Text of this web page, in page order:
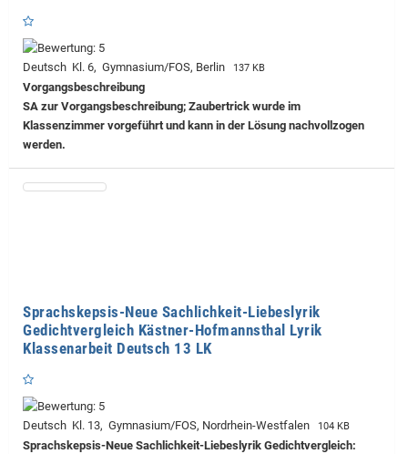
Deutsch Kl. 6, Gymnasium/FOS, Berlin 137 KB
Vorgangsbeschreibung
SA zur Vorgangsbeschreibung; Zaubertrick wurde im
Klassenzimmer vorgeführt und kann in der Lösung nachvollzogen
werden.
Sprachskepsis-Neue Sachlichkeit-Liebeslyrik
Gedichtvergleich Kästner-Hofmannsthal Lyrik
Klassenarbeit Deutsch 13 LK
Deutsch Kl. 13, Gymnasium/FOS, Nordrhein-Westfalen 104 KB
Sprachskepsis-Neue Sachlichkeit-Liebeslyrik Gedichtvergleich: